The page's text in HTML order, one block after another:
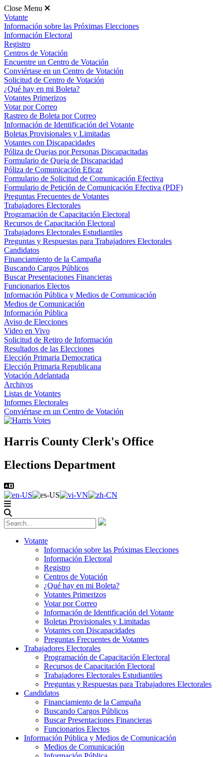
Close Menu
Votante
Información sobre las Próximas Elecciones
Información Electoral
Registro
Centros de Votación
Encuentre un Centro de Votación
Conviértase en un Centro de Votación
Solicitud de Centro de Votación
¿Qué hay en mi Boleta?
Votantes Primerizos
Votar por Correo
Rastreo de Boleta por Correo
Información de Identificación del Votante
Boletas Provisionales y Limitadas
Votantes con Discapacidades
Póliza de Quejas por Personas Discapacitadas
Formulario de Queja de Discapacidad
Póliza de Comunicación Eficaz
Formulario de Solicitud de Comunicación Efectiva
Formulario de Petición de Comunicación Efectiva (PDF)
Preguntas Frecuentes de Votantes
Trabajadores Electorales
Programación de Capacitación Electoral
Recursos de Capacitación Electoral
Trabajadores Electorales Estudiantiles
Preguntas y Respuestas para Trabajadores Electorales
Candidatos
Financiamiento de la Campaña
Buscando Cargos Públicos
Buscar Presentaciones Financieras
Funcionarios Electos
Información Pública y Medios de Comunicación
Medios de Comunicación
Información Pública
Aviso de Elecciones
Video en Vivo
Solicitud de Retiro de Información
Resultados de las Elecciones
Elección Primaria Democratica
Elección Primaria Republicana
Votación Adelantada
Archivos
Listas de Votantes
Informes Electorales
Conviértase en un Centro de Votación
Harris County Clerk's Office
Elections Department
Votante
Información sobre las Próximas Elecciones
Información Electoral
Registro
Centros de Votación
¿Qué hay en mi Boleta?
Votantes Primerizos
Votar por Correo
Información de Identificación del Votante
Boletas Provisionales y Limitadas
Votantes con Discapacidades
Preguntas Frecuentes de Votantes
Trabajadores Electorales
Programación de Capacitación Electoral
Recursos de Capacitación Electoral
Trabajadores Electorales Estudiantiles
Preguntas y Respuestas para Trabajadores Electorales
Candidatos
Financiamiento de la Campaña
Buscando Cargos Públicos
Buscar Presentaciones Financieras
Funcionarios Electos
Información Pública y Medios de Comunicación
Medios de Comunicación